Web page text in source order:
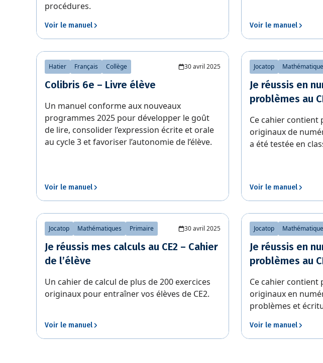
procédures.
Voir le manuel Voir le manuel
Hatier Français Collège 30 avril 2025
Colibris 6e – Livre élève
Un manuel conforme aux nouveaux
programmes 2025 pour développer le goût
de lire, consolider l’expression écrite et orale
au cycle 3 et favoriser l’autonomie de l’élève.
Voir le manuel
Jocatop
Je réussis en
problèmes au
Ce cahier contient
originaux de
a été testée en
Voir le manuel
Jocatop Mathématiques Primaire 30 avril 2025
Je réussis mes calculs au CE2 – Cahier
de l’élève
Un cahier de calcul de plus de 200 exercices
originaux pour entraîner vos élèves de CE2.
Voir le manuel
Jocatop
Je réussis en
problèmes au
Ce cahier contient
originaux en
problèmes et
Voir le manuel